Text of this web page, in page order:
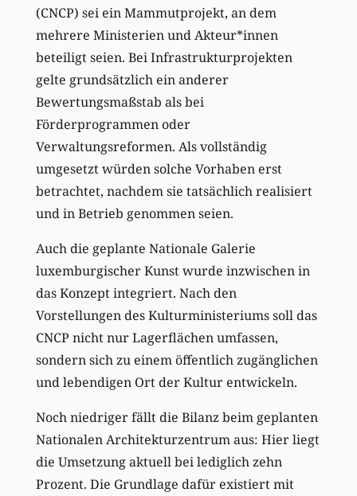
(CNCP) sei ein Mammutprojekt, an dem
mehrere Ministerien und Akteur*innen
beteiligt seien. Bei Infrastrukturprojekten
gelte grundsätzlich ein anderer
Bewertungsmaßstab als bei
Förderprogrammen oder
Verwaltungsreformen. Als vollständig
umgesetzt würden solche Vorhaben erst
betrachtet, nachdem sie tatsächlich realisiert
und in Betrieb genommen seien.
Auch die geplante Nationale Galerie
luxemburgischer Kunst wurde inzwischen in
das Konzept integriert. Nach den
Vorstellungen des Kulturministeriums soll das
CNCP nicht nur Lagerflächen umfassen,
sondern sich zu einem öffentlich zugänglichen
und lebendigen Ort der Kultur entwickeln.
Noch niedriger fällt die Bilanz beim geplanten
Nationalen Architekturzentrum aus: Hier liegt
die Umsetzung aktuell bei lediglich zehn
Prozent. Die Grundlage dafür existiert mit